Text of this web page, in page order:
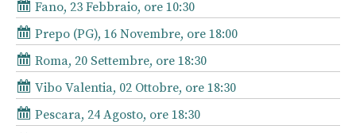
Fano, 23 Febbraio, ore 10:30
Prepo (PG), 16 Novembre, ore 18:00
Roma, 20 Settembre, ore 18:30
Vibo Valentia, 02 Ottobre, ore 18:30
Pescara, 24 Agosto, ore 18:30